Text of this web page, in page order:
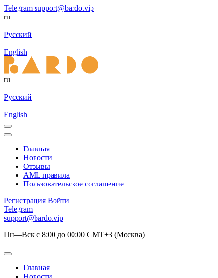
Telegram support@bardo.vip
ru
Русский
English
ru
Русский
English
Главная
Новости
Отзывы
AML правила
Пользовательское соглашение
Регистрация Войти
Telegram
support@bardo.vip
Пн—Вск с 8:00 до 00:00 GMT+3 (Москва)
Главная
Новости